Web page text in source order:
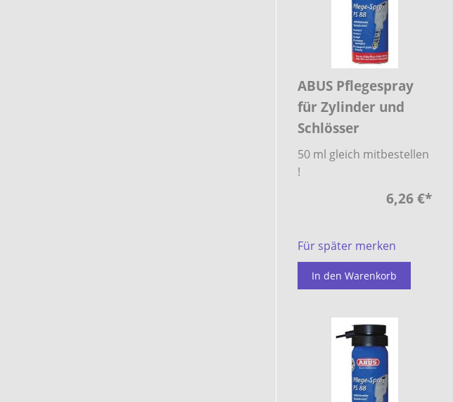
ABUS Pflegespray
für Zylinder und
Schlösser
50 ml gleich mitbestellen
!
6,26 €*
Für später merken
In den Warenkorb